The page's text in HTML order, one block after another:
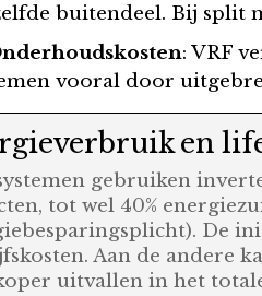
buitendeel. Bij split
: VRF
vooral door
en
gebruiken
tot wel 40%
De
Aan de andere
uitvallen in het